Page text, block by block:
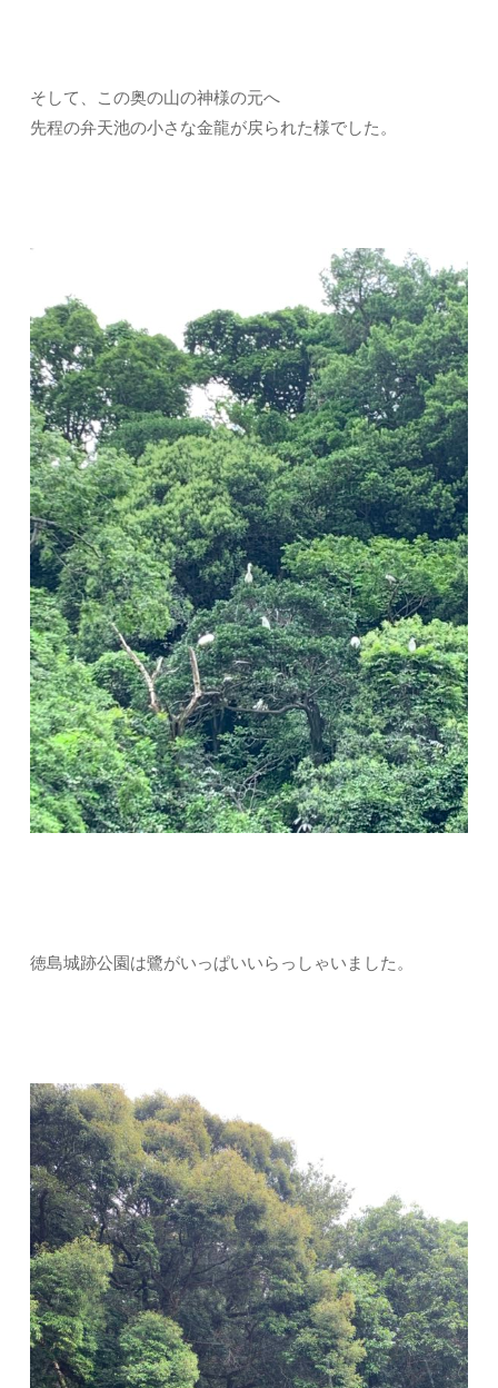
そして、この奥の山の神様の元へ
先程の弁天池の小さな金龍が戻られた様でした。
徳島城跡公園は鷺がいっぱいいらっしゃいました。